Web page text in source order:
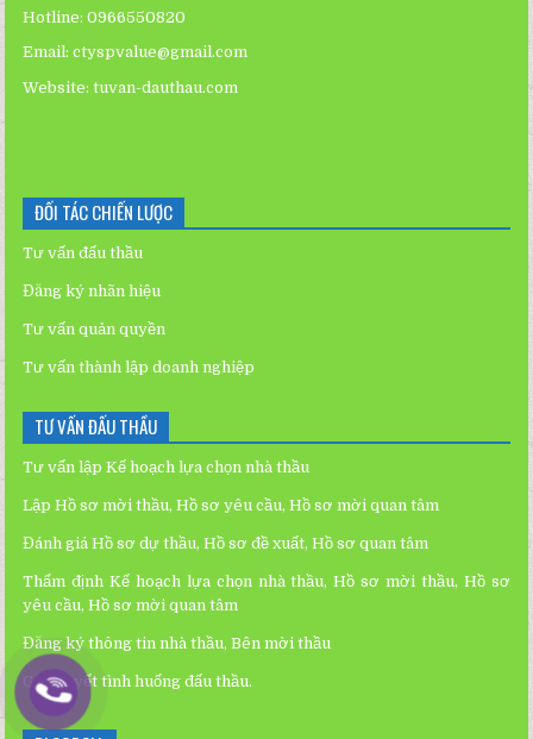
Hotline: 0966550820
Email: ctyspvalue@gmail.com
Website:tuvan-dauthau.com
ĐỐI TÁC CHIẾN LƯỢC
Tư vấn đấu thầu
Đăng ký nhãn hiệu
Tư vấn quản quyền
Tư vấn thành lập doanh nghiệp
TƯ VẤN ĐẤU THẦU
Tư vấn lập Kế hoạch lựa chọn nhà thầu
Lập Hồ sơ mời thầu, Hồ sơ yêu cầu, Hồ sơ mời quan tâm
Đánh giá Hồ sơ dự thầu, Hồ sơ đề xuất, Hồ sơ quan tâm
Thẩm định Kế hoạch lựa chọn nhà thầu, Hồ sơ mời thầu, Hồ sơ
yêu cầu, Hồ sơ mời quan tâm
Đăng ký thông tin nhà thầu, Bên mời thầu
Giải quyết tình huống đấu thầu.